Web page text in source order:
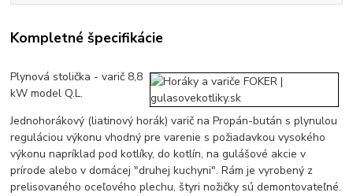
Kompletné špecifikácie
Plynová stolička - varič 8,8
kW model Q.L.
Jednohorákový (liatinový horák) varič na Propán-bután s plynulou
reguláciou výkonu vhodný pre varenie s požiadavkou vysokého
výkonu napríklad pod kotlíky, do kotlín, na gulášové akcie v
prírode alebo v domácej "druhej kuchyni". Rám je vyrobený z
prelisovaného oceľového plechu, štyri nožičky sú demontovateľné.